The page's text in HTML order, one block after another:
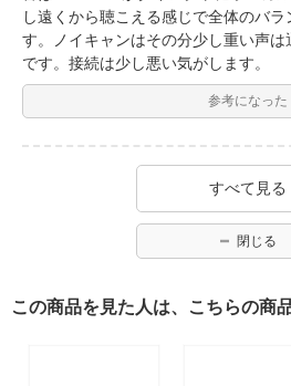
し遠くから聴こえる感じで全体のバ
す。ノイキャンはその分少し重い声
です。接続は少し悪い気がします。
参考になった
すべて見る
閉じる
この商品を見た人は、こちらの商